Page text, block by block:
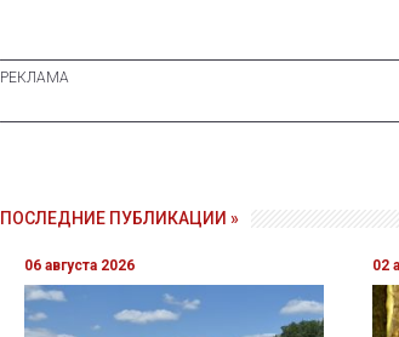
ПОСЛЕДНИЕ ПУБЛИКАЦИИ »
06 августа 2026 02